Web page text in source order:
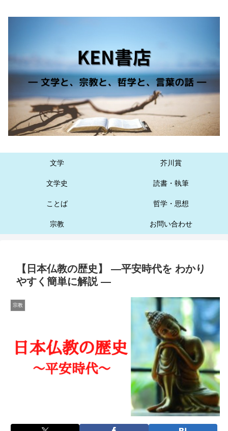
文学 芥川賞
文学史 読書・執筆
ことば 哲学・思想
宗教 お問い合わせ
【日本仏教の歴史】 ―平安時代を わかり
やすく簡単に解説 ―
宗教